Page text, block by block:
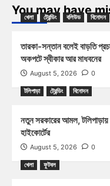
You may have
খেলা ট্রেন্ডিং বলিউড বিনোদন
তারকা-সন্তান বলেই বাড়তি
অকপটে স্বীকার আর মাধবনের
August 5, 2026 0
টলিপাড়া ট্রেন্ডিং বিনোদন
নতুন সরকারের আমল, টলিপাড়ায়
হাইকোর্টের
August 5, 2026 0
খেলা ফুটবল